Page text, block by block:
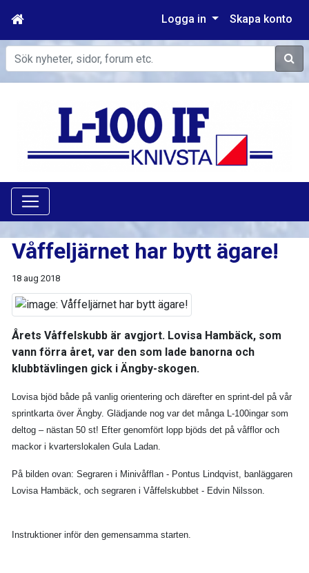
Logga in Skapa konto
Sök
Våffeljärnet har bytt ägare!
18 aug 2018
Årets Våffelskubb är avgjort. Lovisa Hambäck, som
vann förra året, var den som lade banorna och
klubbtävlingen gick i Ängby-skogen.
Lovisa bjöd både på vanlig orientering och därefter en sprint-del på vår
sprintkarta över Ängby. Glädjande nog var det många L-100ingar som
deltog – nästan 50 st! Efter genomfört lopp bjöds det på våfflor och
mackor i kvarterslokalen Gula Ladan.
På bilden ovan: Segraren i Minivåfflan - Pontus Lindqvist, banläggaren
Lovisa Hambäck, och segraren i Våffelskubbet - Edvin Nilsson.
Instruktioner inför den gemensamma starten.